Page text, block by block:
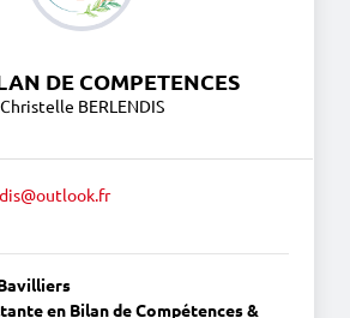
DE COMPETENCES
Christelle BERLENDIS
en Bilan de Compétences &